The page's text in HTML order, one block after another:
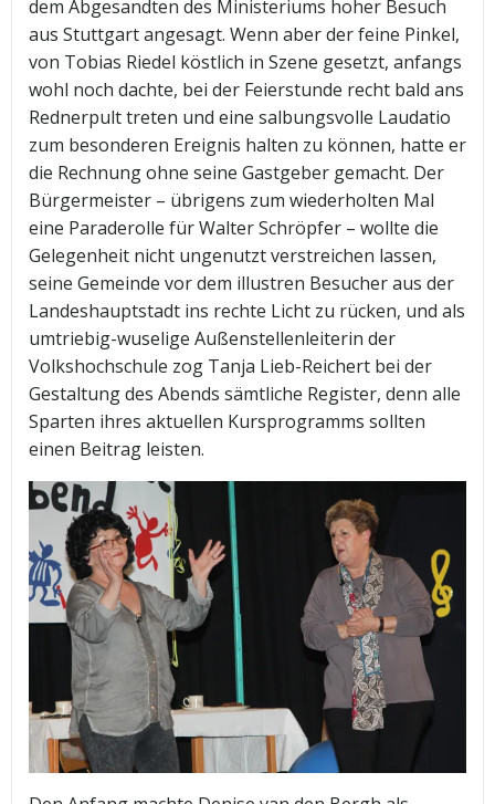
dem Abgesandten des Ministeriums hoher Besuch
aus Stuttgart angesagt. Wenn aber der feine Pinkel,
von Tobias Riedel köstlich in Szene gesetzt, anfangs
wohl noch dachte, bei der Feierstunde recht bald ans
Rednerpult treten und eine salbungsvolle Laudatio
zum besonderen Ereignis halten zu können, hatte er
die Rechnung ohne seine Gastgeber gemacht. Der
Bürgermeister – übrigens zum wiederholten Mal
eine Paraderolle für Walter Schröpfer – wollte die
Gelegenheit nicht ungenutzt verstreichen lassen,
seine Gemeinde vor dem illustren Besucher aus der
Landeshauptstadt ins rechte Licht zu rücken, und als
umtriebig-wuselige Außenstellenleiterin der
Volkshochschule zog Tanja Lieb-Reichert bei der
Gestaltung des Abends sämtliche Register, denn alle
Sparten ihres aktuellen Kursprogramms sollten
einen Beitrag leisten.